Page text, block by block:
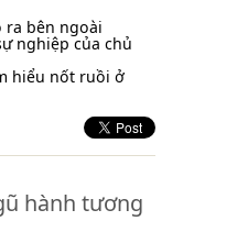
bên ngoài
nghiệp của chủ
hiểu nốt ruồi ở
hành tương